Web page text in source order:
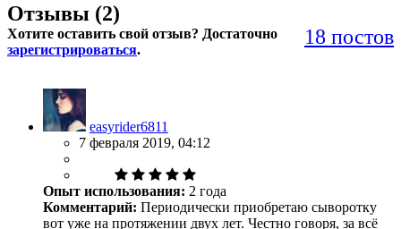
Отзывы (2)
18 постов
Хотите оставить свой отзыв? Достаточно
зарегистрироваться.
easyrider6811
7 февраля 2019, 04:12
Опыт использования: 2 года
Комментарий: Периодически приобретаю сыворотку
вот уже на протяжении двух лет. Честно говоря, за всё